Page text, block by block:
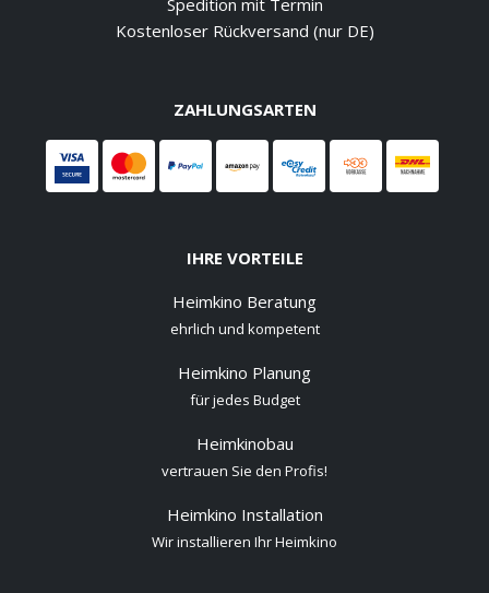
Spedition mit Termin
Kostenloser Rückversand (nur DE)
ZAHLUNGSARTEN
IHRE VORTEILE
Heimkino Beratung
ehrlich und kompetent
Heimkino Planung
für jedes Budget
Heimkinobau
vertrauen Sie den Profis!
Heimkino Installation
Wir installieren Ihr Heimkino